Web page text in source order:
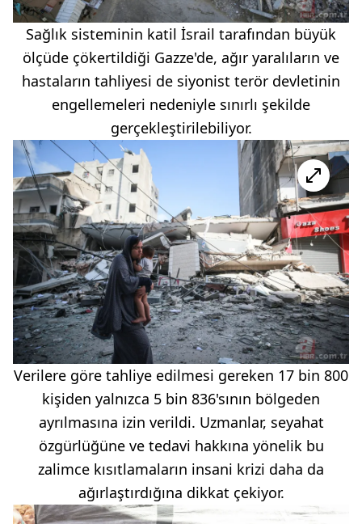
Sağlık sisteminin katil İsrail tarafından büyük
ölçüde çökertildiği Gazze'de, ağır yaralıların ve
hastaların tahliyesi de siyonist terör devletinin
engellemeleri nedeniyle sınırlı şekilde
gerçekleştirilebiliyor.
Verilere göre tahliye edilmesi gereken 17 bin 800
kişiden yalnızca 5 bin 836'sının bölgeden
ayrılmasına izin verildi. Uzmanlar, seyahat
özgürlüğüne ve tedavi hakkına yönelik bu
zalimce kısıtlamaların insani krizi daha da
ağırlaştırdığına dikkat çekiyor.